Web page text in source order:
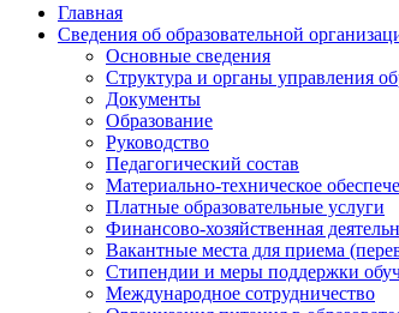
Главная
Сведения об образовательной
Основные сведения
Структура и органы управления
Документы
Образование
Руководство
Педагогический состав
Материально-техническое
Платные образовательные услуги
Финансово-хозяйственная
Вакантные места для приема
Стипендии и меры поддержки
Международное сотрудничество